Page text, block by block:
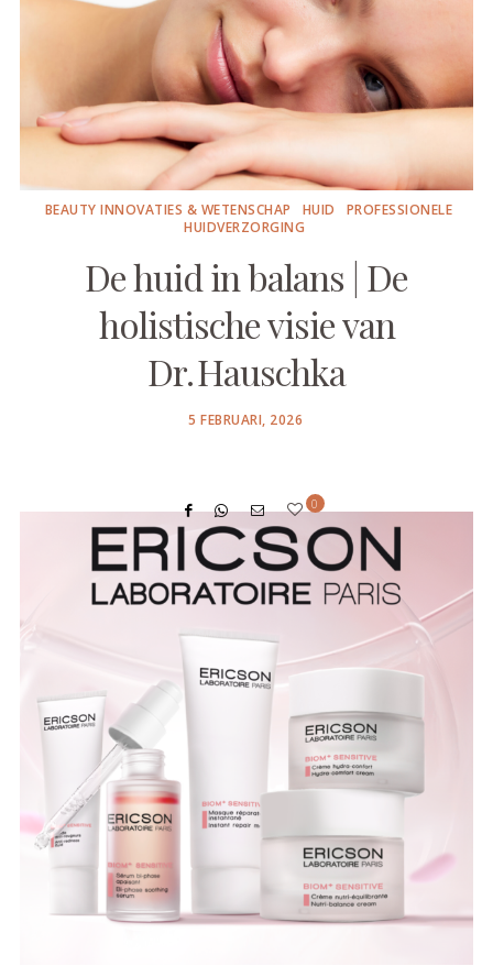
BEAUTY INNOVATIES & WETENSCHAP HUID
PROFESSIONELE
HUIDVERZORGING
De huid in balans | De
holistische visie van
Dr. Hauschka
POSTED
5 FEBRUARI, 2026
0